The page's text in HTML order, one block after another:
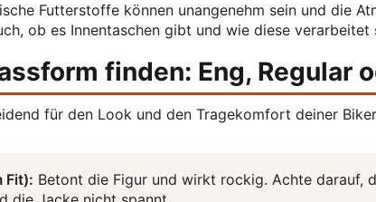
Futterstoffe können unangenehm sein und die
ob es Innentaschen gibt und wie diese verarbeitet
finden: Eng, Regular
für den Look und den Tragekomfort deiner
Fit): Betont die Figur und wirkt rockig. Achte darauf,